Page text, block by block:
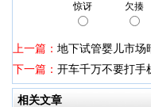
惊讶 欠揍
上一篇： 地下试管婴儿市场
下一篇： 开车千万不要打手
相关文章